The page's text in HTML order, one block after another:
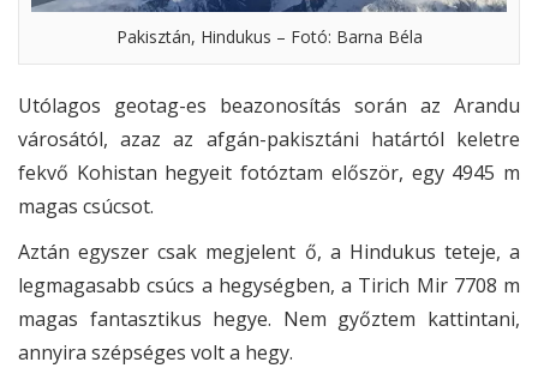
Pakisztán, Hindukus – Fotó: Barna Béla
Utólagos geotag-es beazonosítás során az Arandu
városától, azaz az afgán-pakisztáni határtól keletre
fekvő Kohistan hegyeit fotóztam először, egy 4945 m
magas csúcsot.
Aztán egyszer csak megjelent ő, a Hindukus teteje, a
legmagasabb csúcs a hegységben, a Tirich Mir 7708 m
magas fantasztikus hegye. Nem győztem kattintani,
annyira szépséges volt a hegy.